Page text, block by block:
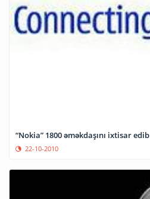
“Nokia” 1800 əməkdaşını ixtisar edib
22-10-2010